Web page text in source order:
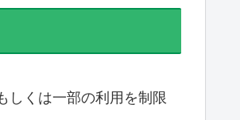
しくは一部の利用を制限